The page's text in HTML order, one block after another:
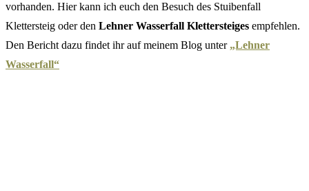
vorhanden. Hier kann ich euch den Besuch des Stuibenfall
Klettersteig oder den Lehner Wasserfall Klettersteiges empfehlen.
Den Bericht dazu findet ihr auf meinem Blog unter „Lehner
Wasserfall“